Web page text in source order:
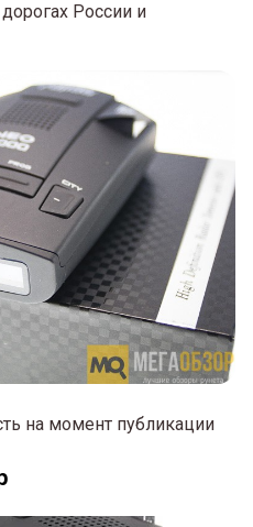
России и
на момент публикации